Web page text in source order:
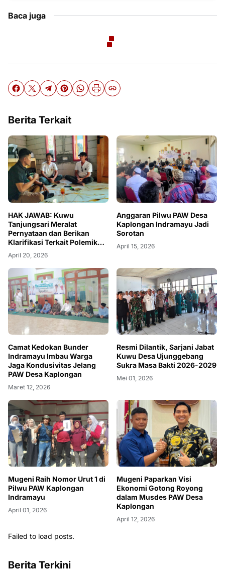
Baca juga
Berita Terkait
HAK JAWAB: Kuwu
Tanjungsari Meralat
Pernyataan dan Berikan
Klarifikasi Terkait Polemik
Bantuan Pangan
April 20, 2026
Anggaran Pilwu PAW Desa
Kaplongan Indramayu Jadi
Sorotan
April 15, 2026
Camat Kedokan Bunder
Indramayu Imbau Warga
Jaga Kondusivitas Jelang
PAW Desa Kaplongan
Maret 12, 2026
Resmi Dilantik, Sarjani Jabat
Kuwu Desa Ujunggebang
Sukra Masa Bakti 2026-2029
Mei 01, 2026
Mugeni Raih Nomor Urut 1 di
Pilwu PAW Kaplongan
Indramayu
April 01, 2026
Mugeni Paparkan Visi
Ekonomi Gotong Royong
dalam Musdes PAW Desa
Kaplongan
April 12, 2026
Failed to load posts.
Berita Terkini